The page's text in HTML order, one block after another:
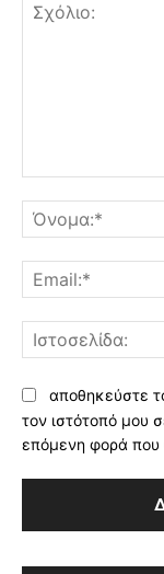
αποθηκεύστε
τον ιστότοπό μου
επόμενη φορά που